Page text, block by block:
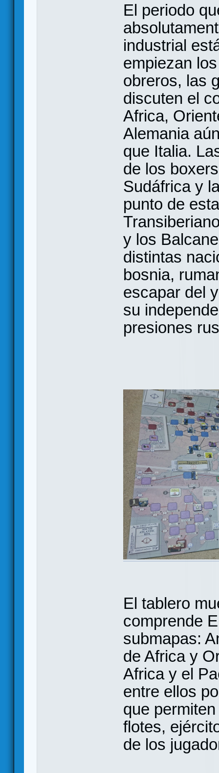
El periodo
industrial
empiezan
obreros, las
discuten el
Africa,
Alemania
que Italia.
de los
Sudáfrica y
punto de
y los
distintas
bosnia,
escapar del
su
presiones
El tablero
comprende
submapas:
de Africa y
Africa y el
entre ellos
que
flotes,
de los